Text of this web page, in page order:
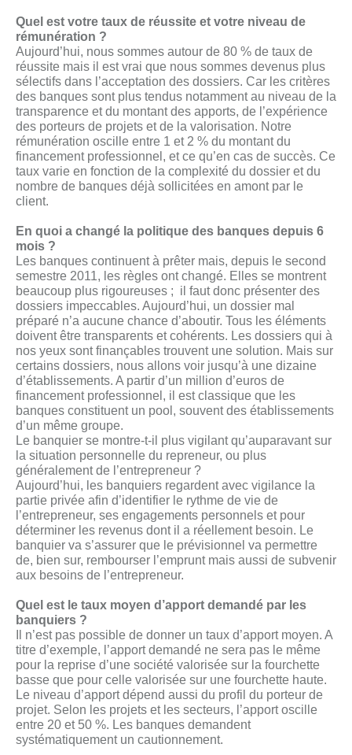
Quel est votre taux de réussite et votre niveau de
rémunération ?
Aujourd’hui, nous sommes autour de 80 % de taux de
réussite mais il est vrai que nous sommes devenus plus
sélectifs dans l’acceptation des dossiers. Car les critères
des banques sont plus tendus notamment au niveau de la
transparence et du montant des apports, de l’expérience
des porteurs de projets et de la valorisation. Notre
rémunération oscille entre 1 et 2 % du montant du
financement professionnel, et ce qu’en cas de succès. Ce
taux varie en fonction de la complexité du dossier et du
nombre de banques déjà sollicitées en amont par le
client.
En quoi a changé la politique des banques depuis 6
mois ?
Les banques continuent à prêter mais, depuis le second
semestre 2011, les règles ont changé. Elles se montrent
beaucoup plus rigoureuses ; il faut donc présenter des
dossiers impeccables. Aujourd’hui, un dossier mal
préparé n’a aucune chance d’aboutir. Tous les éléments
doivent être transparents et cohérents. Les dossiers qui à
nos yeux sont finançables trouvent une solution. Mais sur
certains dossiers, nous allons voir jusqu’à une dizaine
d’établissements. A partir d’un million d’euros de
financement professionnel, il est classique que les
banques constituent un pool, souvent des établissements
d’un même groupe.
Le banquier se montre-t-il plus vigilant qu’auparavant sur
la situation personnelle du repreneur, ou plus
généralement de l’entrepreneur ?
Aujourd’hui, les banquiers regardent avec vigilance la
partie privée afin d’identifier le rythme de vie de
l’entrepreneur, ses engagements personnels et pour
déterminer les revenus dont il a réellement besoin. Le
banquier va s’assurer que le prévisionnel va permettre
de, bien sur, rembourser l’emprunt mais aussi de subvenir
aux besoins de l’entrepreneur.
Quel est le taux moyen d’apport demandé par les
banquiers ?
Il n’est pas possible de donner un taux d’apport moyen. A
titre d’exemple, l’apport demandé ne sera pas le même
pour la reprise d’une société valorisée sur la fourchette
basse que pour celle valorisée sur une fourchette haute.
Le niveau d’apport dépend aussi du profil du porteur de
projet. Selon les projets et les secteurs, l’apport oscille
entre 20 et 50 %. Les banques demandent
systématiquement un cautionnement.